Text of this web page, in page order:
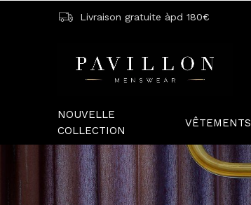
NOUVELLE
COLLECTION
VÊTEMENTS
Livraison gratuite àpd 180€